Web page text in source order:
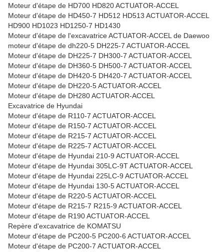
Moteur d'étape de HD700 HD820 ACTUATOR-ACCEL
Moteur d'étape de HD450-7 HD512 HD513 ACTUATOR-ACCEL
HD900 HD1023 HD1250-7 HD1430
Moteur d'étape de l'excavatrice ACTUATOR-ACCEL de Daewoo
moteur d'étape de dh220-5 DH225-7 ACTUATOR-ACCEL
Moteur d'étape de DH225-7 DH300-7 ACTUATOR-ACCEL
Moteur d'étape de DH360-5 DH500-7 ACTUATOR-ACCEL
Moteur d'étape de DH420-5 DH420-7 ACTUATOR-ACCEL
Moteur d'étape de DH220-5 ACTUATOR-ACCEL
Moteur d'étape de DH280 ACTUATOR-ACCEL
Excavatrice de Hyundai
Moteur d'étape de R110-7 ACTUATOR-ACCEL
Moteur d'étape de R150-7 ACTUATOR-ACCEL
Moteur d'étape de R215-7 ACTUATOR-ACCEL
Moteur d'étape de R225-7 ACTUATOR-ACCEL
Moteur d'étape de Hyundai 210-9 ACTUATOR-ACCEL
Moteur d'étape de Hyundai 305LC-9T ACTUATOR-ACCEL
Moteur d'étape de Hyundai 225LC-9 ACTUATOR-ACCEL
Moteur d'étape de Hyundai 130-5 ACTUATOR-ACCEL
Moteur d'étape de R220-5 ACTUATOR-ACCEL
Moteur d'étape de R215-7 R215-9 ACTUATOR-ACCEL
Moteur d'étape de R190 ACTUATOR-ACCEL
Repère d'excavatrice de KOMATSU
Moteur d'étape de PC200-5 PC200-6 ACTUATOR-ACCEL
Moteur d'étape de PC200-7 ACTUATOR-ACCEL